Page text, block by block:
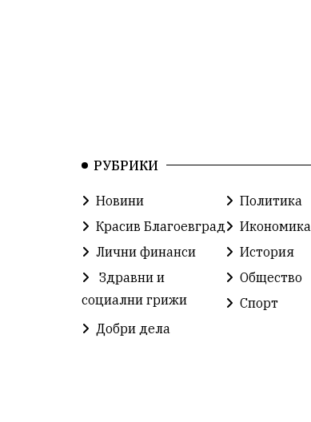
РУБРИКИ
Новини
Политика
Красив Благоевград
Икономика
Лични финанси
История
Здравни и
социални грижи
Общество
Спорт
Добри дела